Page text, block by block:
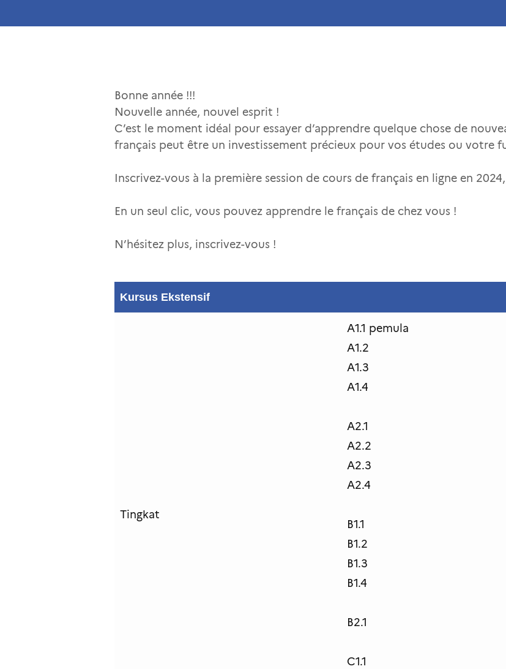
Bonne année !!!
Nouvelle année, nouvel esprit !
C’est le moment idéal pour essayer d’apprendre quelque chose de
français peut être un investissement précieux pour vos études ou votre
Inscrivez-vous à la première session de cours de français en ligne en
En un seul clic, vous pouvez apprendre le français de chez vous !
N’hésitez plus, inscrivez-vous !
Kursus Ekstensif
Tingkat
A1.1 pemula
A1.2
A1.3
A1.4
A2.1
A2.2
A2.3
A2.4
B1.1
B1.2
B1.3
B1.4
B2.1
C1.1